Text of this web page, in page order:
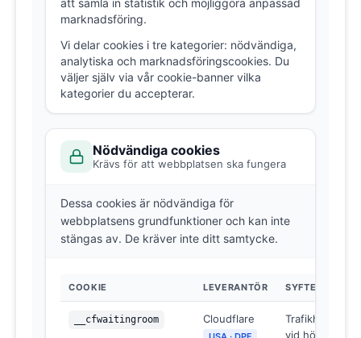
att samla in statistik och möjliggöra anpassad
marknadsföring.
Vi delar cookies i tre kategorier: nödvändiga,
analytiska och marknadsföringscookies. Du
väljer själv via vår cookie-banner vilka
kategorier du accepterar.
Nödvändiga cookies
Krävs för att webbplatsen ska fungera
Dessa cookies är nödvändiga för
webbplatsens grundfunktioner och kan inte
stängas av. De kräver inte ditt samtycke.
COOKIE LEVERANTÖR SYFTE
__cfwaitingroom Cloudflare
Trafikhantering
vid hög